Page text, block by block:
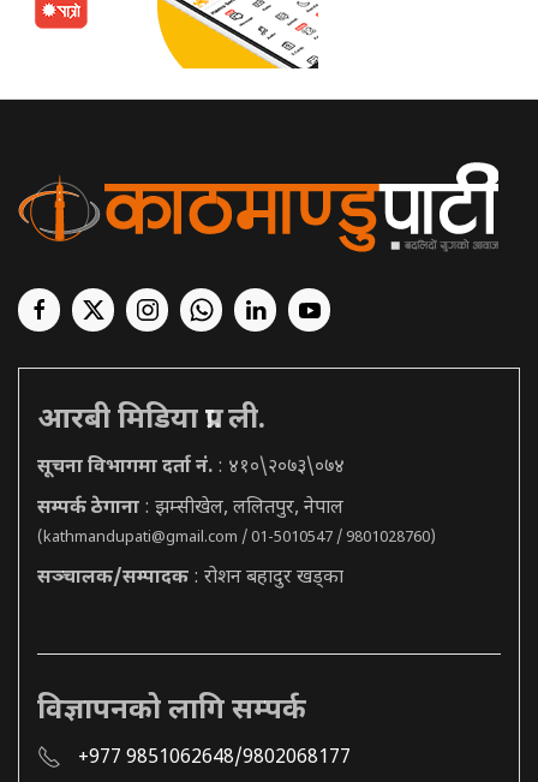
आरबी मिडिया प्रा. ली.
सूचना विभागमा दर्ता नं. : ४१०\२०७३\०७४
सम्पर्क ठेगाना : झम्सीखेल, ललितपुर, नेपाल
(kathmandupati@gmail.com / 01-5010547 / 9801028760)
सञ्चालक/सम्पादक : रोशन बहादुर खड्का
विज्ञापनको लागि सम्पर्क
+977 9851062648/9802068177